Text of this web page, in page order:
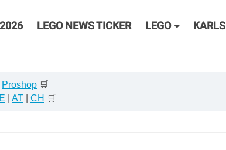
LEGO NEWS TICKER LEGO KARLS
Proshop 🛒
AT CH 🛒